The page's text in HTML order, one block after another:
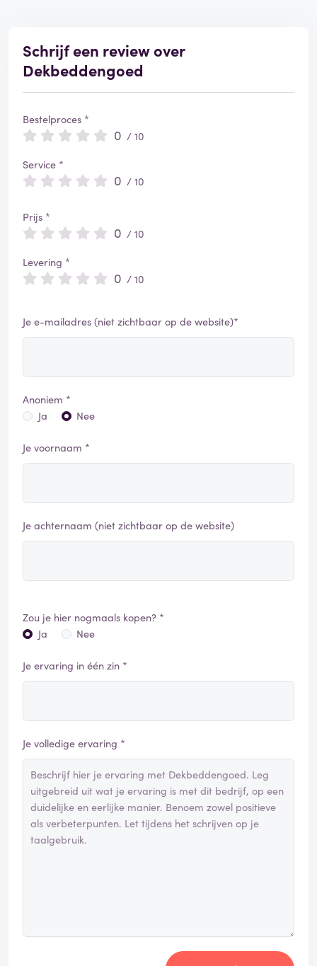
e
r
d
Schrijf een review over
Dekbeddengoed
Bestelproces *
0 / 10
Service *
0 / 10
Prijs *
0 / 10
Levering *
0 / 10
Je e-mailadres (niet zichtbaar op de website)*
Anoniem *
Ja
Nee
Je voornaam *
Je achternaam (niet zichtbaar op de website)
Zou je hier nogmaals kopen? *
Ja
Nee
Je ervaring in één zin *
Je volledige ervaring *